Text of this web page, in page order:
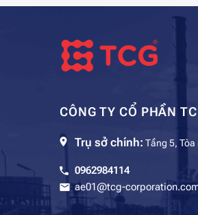
CÔNG TY CỔ PHẦN
Trụ sở chính: Tầng 5,
0962984114
ae01@tcg-